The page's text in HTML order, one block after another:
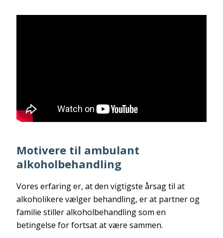
Motivere til ambulant
alkoholbehandling
Vores erfaring er, at den vigtigste årsag til at
alkoholikere vælger behandling, er at partner og
familie stiller alkoholbehandling som en
betingelse for fortsat at være sammen.